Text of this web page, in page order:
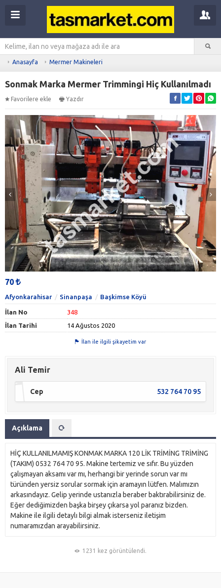
Anasayfa Mermer Makineleri
Sonmak Marka Mermer Trimmingi Hiç Kullanılmadı
Favorilere ekle Yazdır
70
Afyonkarahisar Sinanpaşa Başkimse Köyü
İlan No
348
İlan Tarihi
14 Ağustos 2020
İlan ile ilgili şikayetim var
Ali Temir
Cep 532 764 70 95
Açıklama
HİÇ KULLANILMAMIŞ KONMAK MARKA 120 LİK TRİMİNG TRİMİNG
(TAKIM) 0532 764 70 95. Makine tertemiz ve sıfır. Bu yüzden
çalışmayan aksamı var mı, herhangi bir yerinde sorun var mı
türünden yersiz sorular sormak için aramayın lütfen. Malımızın
arkasındayız. Gelip yerinde ustanızla beraber baktırabilirsiniz de.
Eğer dediğimizden başka birşey çıkarsa yol paranız bizden.
Makine ile ilgili detaylı bilgi almak isterseniz iletişim
numaramızdan arayabilirsiniz.
1231 kez görüntülendi.